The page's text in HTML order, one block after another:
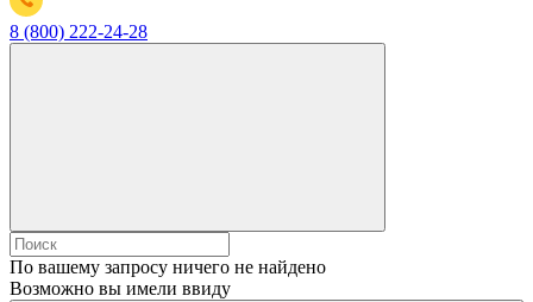
8 (800) 222-24-28
По вашему запросу ничего не найдено
Возможно вы имели ввиду